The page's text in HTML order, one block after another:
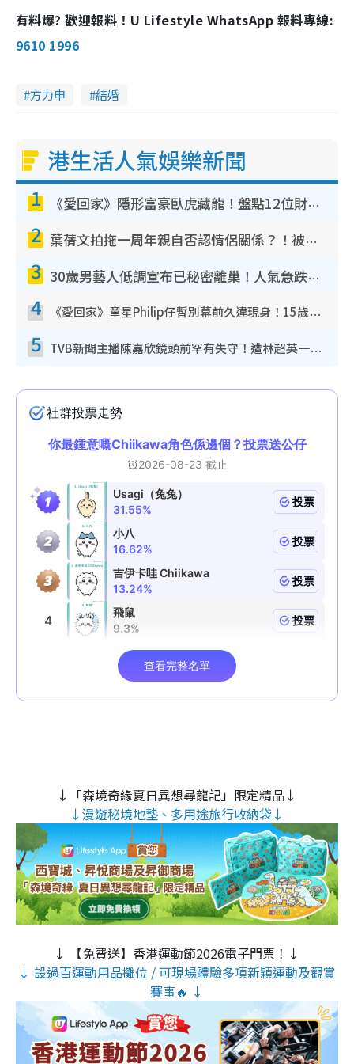
有料爆? 歡迎報料！U Lifestyle WhatsApp 報料專線:
9610 1996
方力申 結婚
港生活人氣娛樂新聞
1 《愛回家》隱形富豪臥虎藏龍！盤點12位財氣逼人的有錢藝人：呢位靚女3億身家唔憂做
2 葉蒨文拍拖一周年親自否認情侶關係？！被質疑感情造假竟稱GM「普通同事」
3 30歲男藝人低調宣布已秘密離巢！人氣急跌變失蹤人口︰「這幾年過得並不容易」
4 《愛回家》童星Philip仔暫別幕前久違現身！15歲近況暴風長高蛻變帥氣少男
5 TVB新聞主播陳嘉欣鏡頭前罕有失守！遭林超英一句說話突襲嚇親當場大笑
↓「森境奇緣夏日異想尋龍記」限定精品↓
↓漫遊秘境地墊、多用途旅行收納袋↓
↓ 【免費送】香港運動節2026電子門票！↓
↓ 設過百運動用品攤位 / 可現場體驗多項新穎運動及觀賞
賽事🔥 ↓